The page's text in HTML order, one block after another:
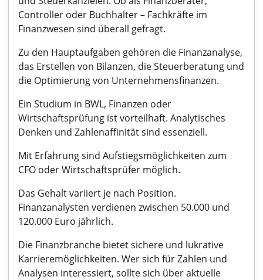
Controller oder Buchhalter – Fachkräfte im
Finanzwesen sind überall gefragt.
Zu den Hauptaufgaben gehören die Finanzanalyse,
das Erstellen von Bilanzen, die Steuerberatung und
die Optimierung von Unternehmensfinanzen.
Ein Studium in BWL, Finanzen oder
Wirtschaftsprüfung ist vorteilhaft. Analytisches
Denken und Zahlenaffinität sind essenziell.
Mit Erfahrung sind Aufstiegsmöglichkeiten zum
CFO oder Wirtschaftsprüfer möglich.
Das Gehalt variiert je nach Position.
Finanzanalysten verdienen zwischen 50.000 und
120.000 Euro jährlich.
Die Finanzbranche bietet sichere und lukrative
Karrieremöglichkeiten. Wer sich für Zahlen und
Analysen interessiert, sollte sich über aktuelle